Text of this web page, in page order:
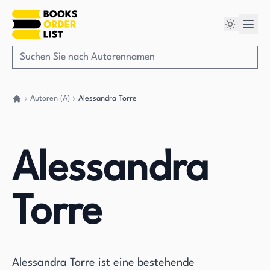
Autoren (A) Alessandra Torre
Alessandra
Torre
Alessandra Torre ist eine bestehende